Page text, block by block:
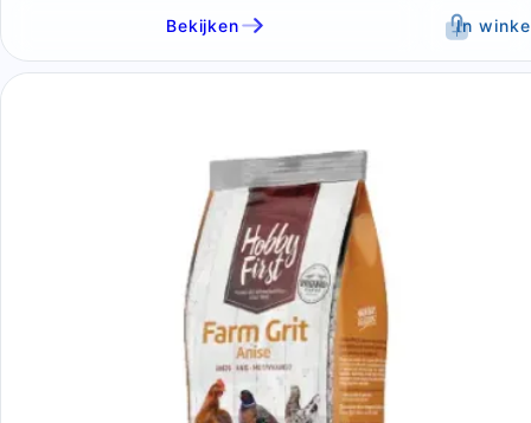
Bekijken In